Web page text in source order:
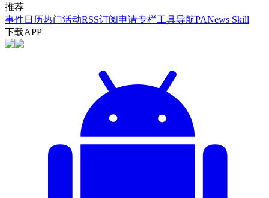
推荐
事件日历热门活动RSS订阅申请专栏工具导航PANews Skill
下载APP